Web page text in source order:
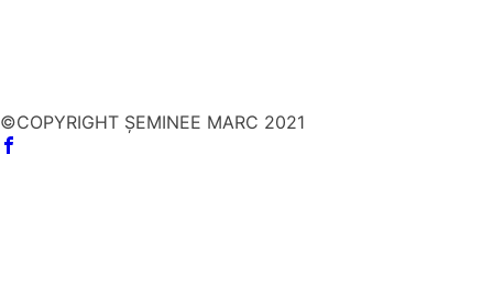
©COPYRIGHT ȘEMINEE MARC 2021